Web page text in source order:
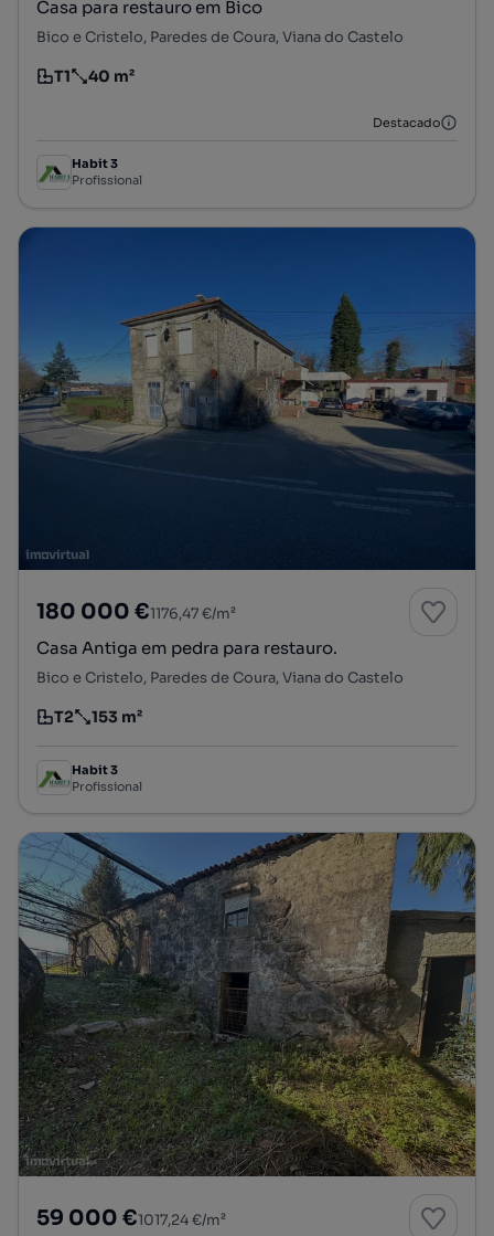
Casa para restauro em Bico
Bico e Cristelo, Paredes de Coura, Viana do Castelo
Tipologia
T1
Preço por metro quadrado
40 m²
Destacado
Habit 3
Profissional
180 000 €1176,47 €/m²
Casa Antiga em pedra para restauro.
Bico e Cristelo, Paredes de Coura, Viana do Castelo
Tipologia
T2
Preço por metro quadrado
153 m²
Habit 3
Profissional
59 000 €1017,24 €/m²